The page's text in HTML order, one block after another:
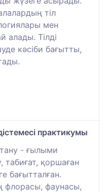
тіл
мен
алады. Тілді
кәсіби бағытты,
практикумы
- ғылыми
табиғат, қоршаған
бағытталған.
флорасы, фаунасы,